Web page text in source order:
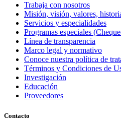
Trabaja con nosotros
Misión, visión, valores,
Servicios y especialidades
Programas especiales
Línea de transparencia
Marco legal y normativo
Conoce nuestra política de
Términos y Condiciones de
Investigación
Educación
Proveedores
Contacto